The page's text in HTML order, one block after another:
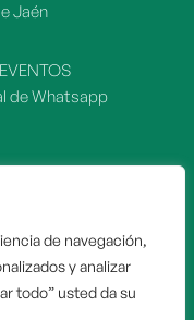
de navegación,
y analizar
todo” usted da su
Jaén
de Whatsapp
de Jaén